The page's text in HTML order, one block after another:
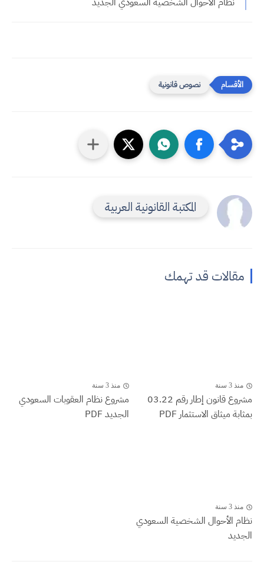
نصوص قانونية
المكتبة القانونية العربية
مقالات قد تهمك
منذ 3 سنة
مشروع قانون إطار رقم 03.22
بمثابة ميثاق الاستثمار PDF
منذ 3 سنة
مشروع نظام العقوبات السعودي
الجديد PDF
منذ 3 سنة
نظام الأحوال الشخصية السعودي
الجديد